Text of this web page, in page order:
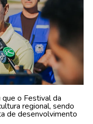
o Festival da
regional, sendo
de desenvolvimento